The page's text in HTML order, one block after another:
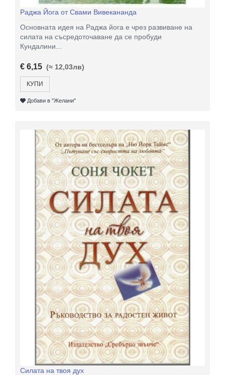
Раджа Йога от Свами Вивекананда
Основната идея на Раджа йога е чрез развиване на
силата на съсредоточаване да се пробуди
Кундалини...
€ 6,15 (≈ 12,03лв)
КУПИ
Добави в "Желани"
Силата на твоя дух